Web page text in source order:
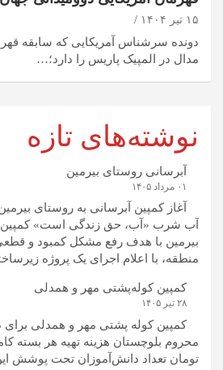
۱۵ تیر ۱۴۰۴
دونده سرشناس آمریکایی که سابقه
مدال در المپیک پاریس را دارد؛…
نوشته‌های تازه
آبرسانی روستای بیرمین
۰۱ مرداد ۱۴۰۵
آغاز کمپین آبرسانی به روستای
آب شرب «آب، حق زندگی است» کمپین
بیرمین با هدف رفع مشکل کمبود و
منطقه، با اعلام اجرای یک پروژه
کمپین کوله‌پشتی مهر و همدلی
۲۸ تیر ۱۴۰۵
کمپین کوله‌ پشتی مهر و همدلی برای